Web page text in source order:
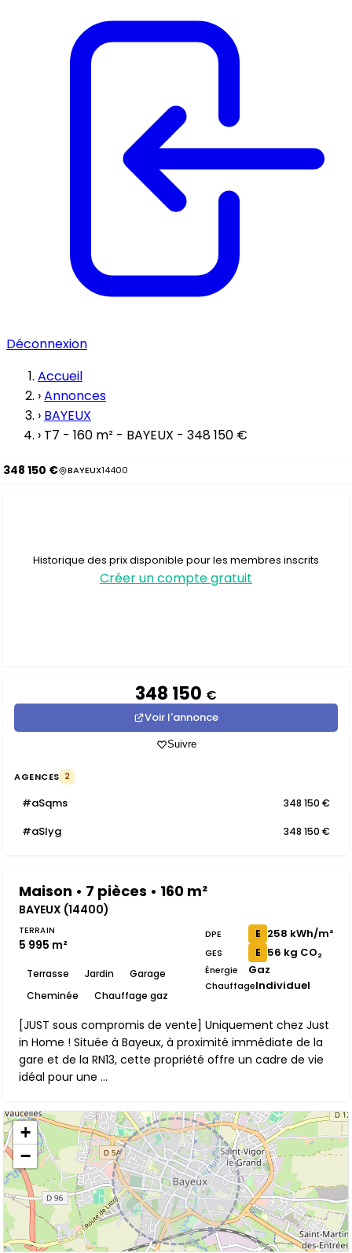
Déconnexion
Accueil
›Annonces
› BAYEUX
› T7 - 160 m² - BAYEUX - 348 150 €
348 150 € BAYEUX14400
Historique des prix disponible pour les membres inscrits
Créer un compte gratuit
348 150 €
Voir l'annonce
Suivre
AGENCES 2
#aSqms 348 150 €
#aSIyg 348 150 €
Maison • 7 pièces • 160 m²
BAYEUX (14400)
TERRAIN
5 995 m²
Terrasse Jardin
Garage
Cheminée
Chauffage gaz
DPE E 258 kWh/m²
GES E 56 kg CO₂
Énergie Gaz
ChauffageIndividuel
[JUST sous compromis de vente] Uniquement chez Just
in Home ! Située à Bayeux, à proximité immédiate de la
gare et de la RN13, cette propriété offre un cadre de vie
idéal pour une ...
+
−